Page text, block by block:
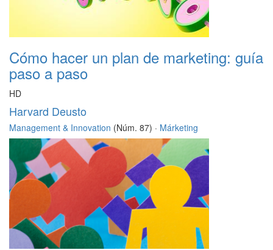
Cómo hacer un plan de marketing: guía
paso a paso
HD
Harvard Deusto
Management & Innovation (Núm. 87) · Márketing